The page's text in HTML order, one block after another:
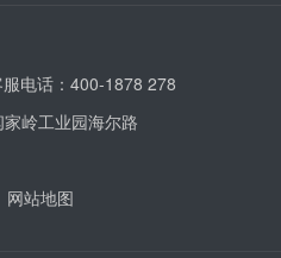
电话：400-1878 278
岭工业园海尔路
网站地图